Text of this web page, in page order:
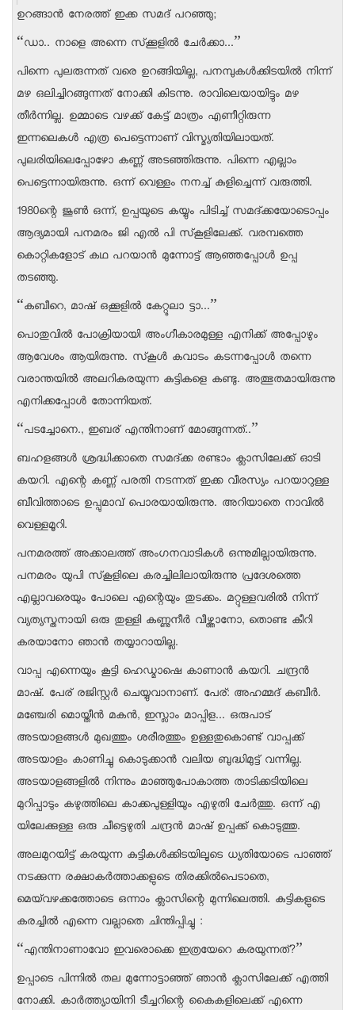
ഉറങ്ങാന്‍ നേരത്ത് ഇക്ക സമദ് പറഞ്ഞു;
“ഡാ.. നാളെ അന്നെ സ്‌ക്കൂളില്‍ ചേര്‍ക്കാ...”
പിന്നെ പുലരുന്നത് വരെ ഉറങ്ങിയില്ല, പനമ്പുകള്‍ക്കിടയില്‍ നിന്ന്
മഴ ഒലിച്ചിറങ്ങുന്നത് നോക്കി കിടന്നു. രാവിലെയായിട്ടും മഴ
തീര്‍ന്നില്ല. ഉമ്മാടെ വഴക്ക് കേട്ട് മാത്രം എണീറ്റിരുന്ന
ഇന്നലെകള്‍ എത്ര പെട്ടെന്നാണ് വിസ്മ്യതിയിലായത്.
പുലരിയിലെപ്പോഴോ കണ്ണ് അടഞ്ഞിരുന്നു. പിന്നെ എല്ലാം
പെട്ടെന്നായിരുന്നു. ഒന്ന് വെള്ളം നനച്ച് കുളിച്ചെന്ന് വരുത്തി.
1980ന്റെ ജൂണ്‍ ഒന്ന്, ഉപ്പയുടെ കയ്യും പിടിച്ച് സമദ്ക്കയോടൊപ്പം
ആദ്യമായി പനമരം ജി എല്‍ പി സ്‌കൂളിലേക്ക്. വരമ്പത്തെ
കൊറ്റികളോട് കഥ പറയാന്‍ മുന്നോട്ട് ആഞ്ഞപ്പോള്‍ ഉപ്പ
തടഞ്ഞു.
“കബീറെ, മാഷ് ഒക്കൂളില്‍ കേറ്റൂലാ ട്ടാ...”
പൊതുവില്‍ പോക്രിയായി അംഗീകാരമുള്ള എനിക്ക് അപ്പോഴും
ആവേശം ആയിരുന്നു. സ്‌കൂള്‍ കവാടം കടന്നപ്പോള്‍ തന്നെ
വരാന്തയില്‍ അലറികരയുന്ന കുട്ടികളെ കണ്ടു. അത്ഭുതമായിരുന്നു
എനിക്കപ്പോള്‍ തോന്നിയത്.
“പടച്ചോനെ., ഇബര് എന്തിനാണ് മോങ്ങുന്നത്..”
ബഹളങ്ങള്‍ ശ്രദ്ധിക്കാതെ സമദ്ക്ക രണ്ടാം ക്ലാസിലേക്ക് ഓടി
കയറി. എന്റെ കണ്ണ് പരതി നടന്നത് ഇക്ക വീരസ്യം പറയാറുള്ള
ബീവിത്താടെ ഉപ്പുമാവ് പൊരയായിരുന്നു. അറിയാതെ നാവില്‍
വെള്ളമൂറി.
പനമരത്ത് അക്കാലത്ത് അംഗനവാടികള്‍ ഒന്നുമില്ലായിരുന്നു.
പനമരം യുപി സ്‌കൂളിലെ കരച്ചിലിലായിരുന്നു പ്രദേശത്തെ
എല്ലാവരെയും പോലെ എന്റെയും തുടക്കം. മറ്റുള്ളവരില്‍ നിന്ന്
വ്യത്യസ്തനായി ഒരു തുള്ളി കണ്ണുനീര്‍ വീഴ്ത്താനോ, തൊണ്ട കീറി
കരയാനോ ഞാന്‍ തയ്യാറായില്ല.
വാപ്പ എന്നെയും കൂട്ടി ഹെഡ്മാഷെ കാണാന്‍ കയറി. ചന്ദ്രന്‍
മാഷ്. പേര് രജിസ്റ്റര്‍ ചെയ്യുവാനാണ്. പേര്: അഹമ്മദ് കബീര്‍.
മഞ്ചേരി മൊയ്തീന്‍ മകന്‍, ഇസ്ലാം മാപ്പിള... ഒരുപാട്
അടയാളങ്ങള്‍ മുഖത്തും ശരീരത്തും ഉള്ളതുകൊണ്ട് വാപ്പക്ക്
അടയാളം കാണിച്ചു കൊടുക്കാന്‍ വലിയ ബുദ്ധിമുട്ട് വന്നില്ല.
അടയാളങ്ങളില്‍ നിന്നും മാഞ്ഞുപോകാത്ത താടിക്കടിയിലെ
മുറിപ്പാടും കഴുത്തിലെ കാക്കപുള്ളിയും എഴുതി ചേര്‍ത്തു. ഒന്ന് എ
യിലേക്കുള്ള ഒരു ചീട്ടെഴുതി ചന്ദ്രന്‍ മാഷ് ഉപ്പക്ക് കൊടുത്തു.
അലമുറയിട്ട് കരയുന്ന കുട്ടികള്‍ക്കിടയിലൂടെ ധ്യതിയോടെ പാഞ്ഞ്
നടക്കുന്ന രക്ഷാകര്‍ത്താക്കളുടെ തിരക്കില്‍പെടാതെ,
മെയ്‌വഴക്കത്തോടെ ഒന്നാം ക്ലാസിന്റെ മുന്നിലെത്തി. കുട്ടികളുടെ
കരച്ചില്‍ എന്നെ വല്ലാതെ ചിന്തിപ്പിച്ചു :
“എന്തിനാണാവോ ഇവരൊക്കെ ഇത്രയേറെ കരയുന്നത്?”
ഉപ്പാടെ പിന്നില്‍ തല മുന്നോട്ടാഞ്ഞ് ഞാന്‍ ക്ലാസിലേക്ക് എത്തി
നോക്കി. കാര്‍ത്ത്യായിനി ടീച്ചറിന്റെ കൈകളിലെക്ക് എന്നെ